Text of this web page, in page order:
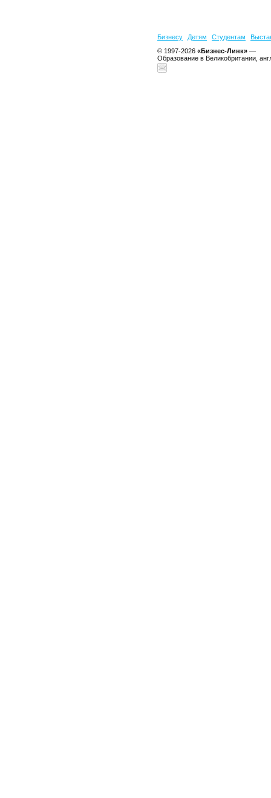
Бизнесу Детям Студентам
© 1997-2026 «Бизнес-Линк» —
Образование в Великобритании,